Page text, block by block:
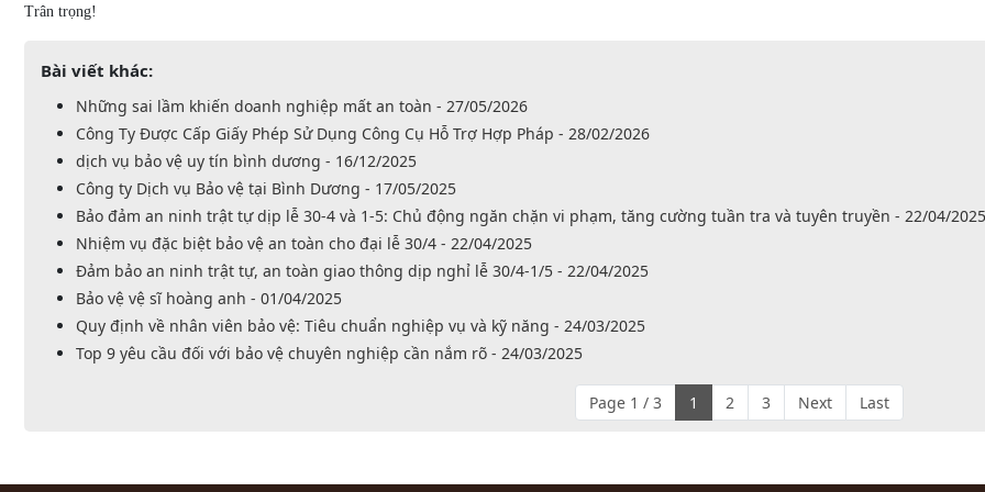
Trân trọng!
Bài viết khác:
Những sai lầm khiến doanh nghiệp mất an toàn - 27/05/2026
Công Ty Được Cấp Giấy Phép Sử Dụng Công Cụ Hỗ Trợ Hợp Pháp - 28/02/2026
dịch vụ bảo vệ uy tín bình dương - 16/12/2025
Công ty Dịch vụ Bảo vệ tại Bình Dương - 17/05/2025
Bảo đảm an ninh trật tự dịp lễ 30-4 và 1-5: Chủ động ngăn chặn vi phạm, tăng cường tuần tra và tuyên truyền - 22/04/2025
Nhiệm vụ đặc biệt bảo vệ an toàn cho đại lễ 30/4 - 22/04/2025
Đảm bảo an ninh trật tự, an toàn giao thông dịp nghỉ lễ 30/4-1/5 - 22/04/2025
Bảo vệ vệ sĩ hoàng anh - 01/04/2025
Quy định về nhân viên bảo vệ: Tiêu chuẩn nghiệp vụ và kỹ năng - 24/03/2025
Top 9 yêu cầu đối với bảo vệ chuyên nghiệp cần nắm rõ - 24/03/2025
Page 1 / 3 1 2 3 Next Last